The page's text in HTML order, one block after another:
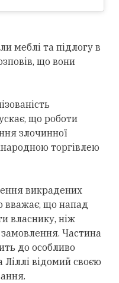
меблі та підлогу в
що вони
що роботи
злочинної
торгівлею
викрадених
вважає, що напад
власнику, ніж
Частина
до особливо
Ліллі відомий своєю